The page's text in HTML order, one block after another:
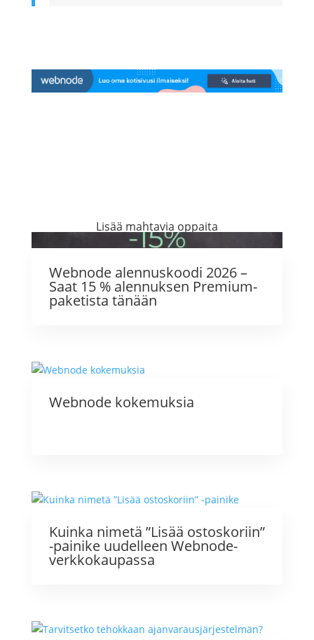
Lisää mahtavia oppaita
Webnode alennuskoodi 2026 –
Saat 15 % alennuksen Premium-
paketista tänään
Webnode kokemuksia
Kuinka nimetä ”Lisää ostoskoriin”
-painike uudelleen Webnode-
verkkokaupassa